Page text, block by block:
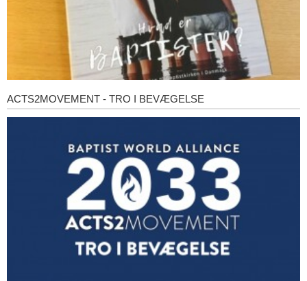
Acts2Movement
-
ACTS2MOVEMENT - TRO I BEVÆGELSE